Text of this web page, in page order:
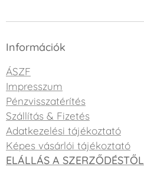
Információk
ÁSZF
Impresszum
Pénzvisszatérítés
Szállítás & Fizetés
Adatkezelési tájékoztató
Képes vásárlói tájékoztató
ELÁLLÁS A SZERZŐDÉSTŐL